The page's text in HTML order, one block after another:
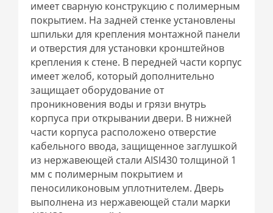
имеет сварную конструкцию с полимерным
покрытием. На задней стенке установлены
шпильки для крепления монтажной панели
и отверстия для установки кронштейнов
крепления к стене. В передней части корпус
имеет желоб, который дополнительно
защищает оборудование от
проникновения воды и грязи внутрь
корпуса при открывании двери. В нижней
части корпуса расположено отверстие
кабельного ввода, защищенное заглушкой
из нержавеющей стали AISI430 толщиной 1
мм с полимерным покрытием и
пеносиликоновым уплотнителем. Дверь
выполнена из нержавеющей стали марки